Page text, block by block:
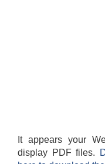
It appears your
display PDF files.